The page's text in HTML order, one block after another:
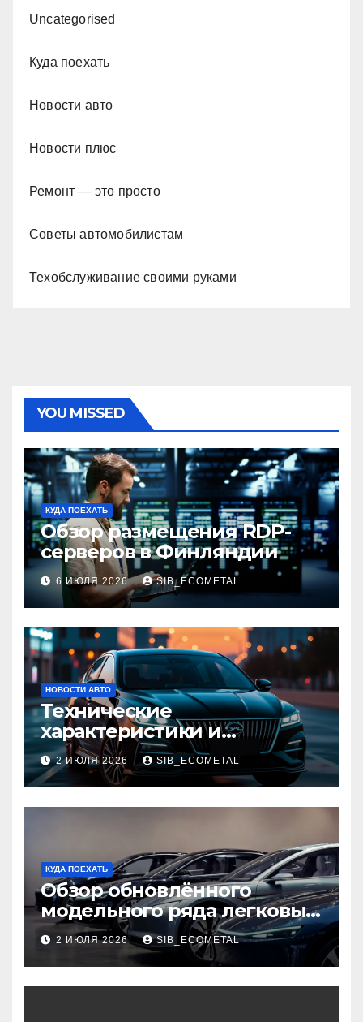
Uncategorised
Куда поехать
Новости авто
Новости плюс
Ремонт — это просто
Советы автомобилистам
Техобслуживание своими руками
YOU MISSED
КУДА ПОЕХАТЬ
Обзор размещения RDP-
серверов в Финляндии
6 ИЮЛЯ 2026 SIB_ECOMETAL
НОВОСТИ АВТО
Технические
характеристики и
доступные комплектации
GAC Empow
2 ИЮЛЯ 2026 SIB_ECOMETAL
КУДА ПОЕХАТЬ
Обзор обновлённого
модельного ряда легковых
автомобилей 2026 года
2 ИЮЛЯ 2026 SIB_ECOMETAL